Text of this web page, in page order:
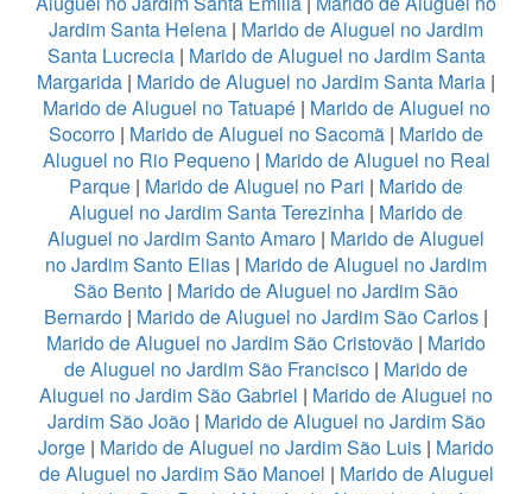
Jardim Santa Helena | Marido de Aluguel no Jardim
Santa Lucrecia| Marido de Aluguel no Jardim Santa
Margarida | Marido de Aluguel no Jardim Santa Maria |
Marido de Aluguel no Tatuapé| Marido de Aluguel no
Socorro | Marido de Aluguel no Sacomã | Marido de
Aluguel no Rio Pequeno| Marido de Aluguel no Real
Parque | Marido de Aluguel no Pari | Marido de
Aluguel no Jardim Santa Terezinha | Marido de
Aluguel no Jardim Santo Amaro | Marido de Aluguel
no Jardim Santo Elias | Marido de Aluguel no Jardim
São Bento | Marido de Aluguel no Jardim São
Bernardo | Marido de Aluguel no Jardim São Carlos |
Marido de Aluguel no Jardim São Cristovão | Marido
de Aluguel no Jardim São Francisco | Marido de
Aluguel no Jardim São Gabriel | Marido de Aluguel no
Jardim São João| Marido de Aluguel no Jardim São
Jorge | Marido de Aluguel no Jardim São Luis | Marido
de Aluguel no Jardim São Manoel | Marido de Aluguel